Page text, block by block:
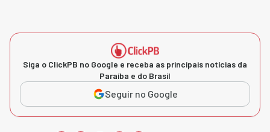
Siga o ClickPB no Google e receba as principais notícias da
Paraíba e do Brasil
Seguir no Google